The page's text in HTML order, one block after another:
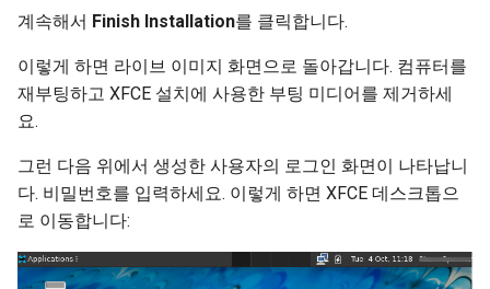
계속해서 Finish Installation를 클릭합니다.
이렇게 하면 라이브 이미지 화면으로 돌아갑니다. 컴퓨터를
재부팅하고 XFCE 설치에 사용한 부팅 미디어를 제거하세
요.
그런 다음 위에서 생성한 사용자의 로그인 화면이 나타납니
다. 비밀번호를 입력하세요. 이렇게 하면 XFCE 데스크톱으
로 이동합니다: